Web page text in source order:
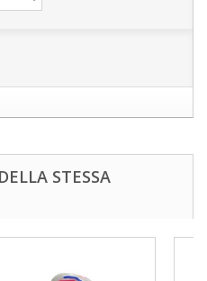
STESSA